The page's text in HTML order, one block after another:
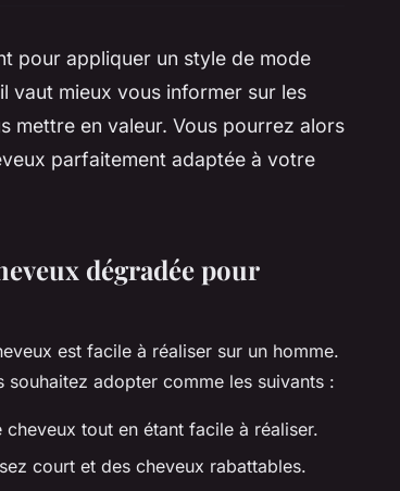
pour appliquer un style de mode
vaut mieux vous informer sur les
mettre en valeur. Vous pourrez alors
parfaitement adaptée à votre
dégradée pour
est facile à réaliser sur un homme.
adopter comme les suivants :
tout en étant facile à réaliser.
court et des cheveux rabattables.